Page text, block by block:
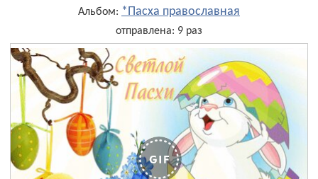
Альбом: *Пасха православная
отправлена: 9 раз